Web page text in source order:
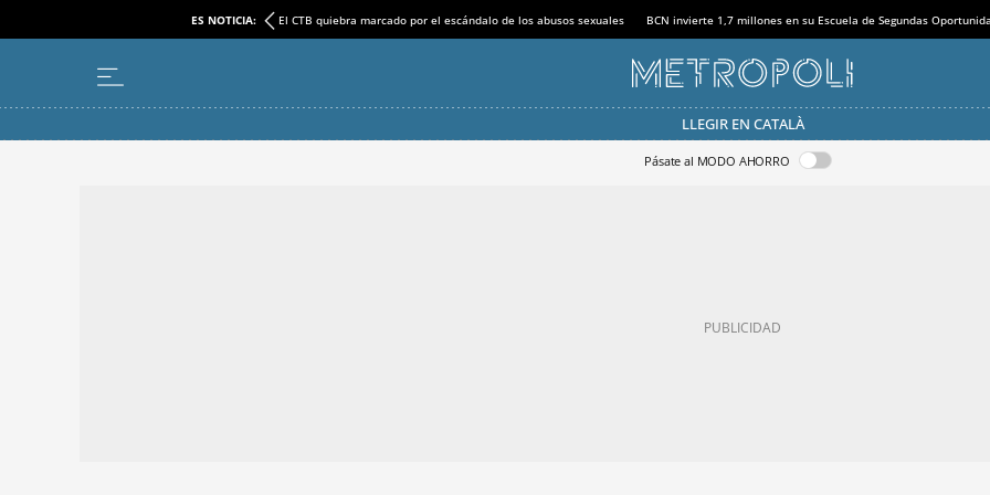
ES NOTICIA: El CTB quiebra marcado por el escándalo de los abusos sexuales BCN invierte 1,7 millones en su Escuela de Segundas
LLEGIR EN CATALÀ
Pásate al MODO AHORRO